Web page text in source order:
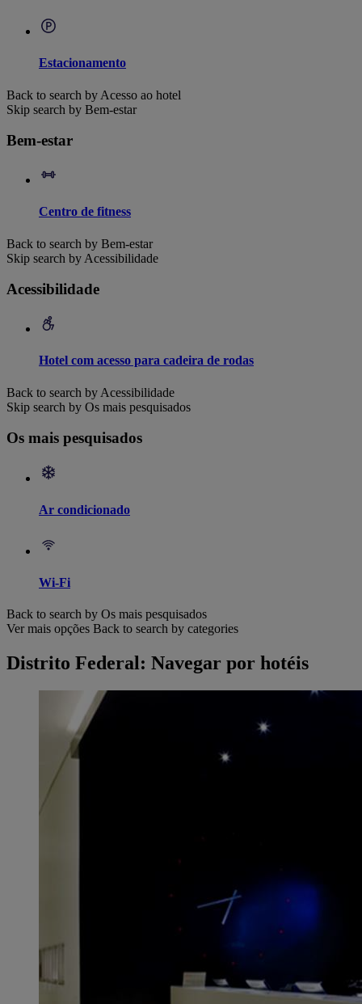
Estacionamento
Back to search by Acesso ao hotel
Skip search by Bem-estar
Bem-estar
Centro de fitness
Back to search by Bem-estar
Skip search by Acessibilidade
Acessibilidade
Hotel com acesso para cadeira de rodas
Back to search by Acessibilidade
Skip search by Os mais pesquisados
Os mais pesquisados
Ar condicionado
Wi-Fi
Back to search by Os mais pesquisados
Ver mais opções Back to search by categories
Distrito Federal: Navegar por hotéis